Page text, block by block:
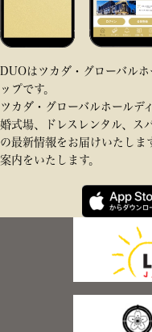
DUOはツカダ・グローバル
ップです。
ツカダ・グローバルホールデ
婚式場、ドレスレンタル、ス
の最新情報をお届けいたしま
案内をいたします。